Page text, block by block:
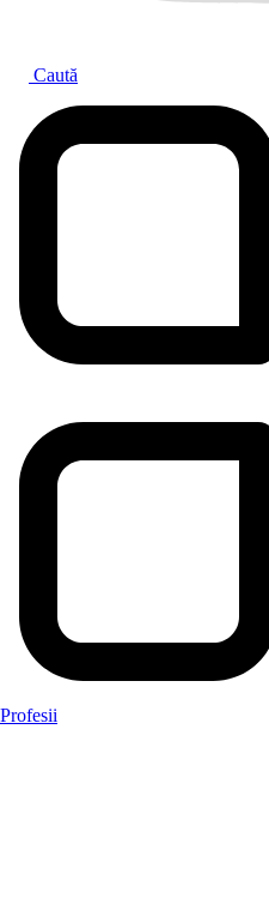
Caută
Profesii